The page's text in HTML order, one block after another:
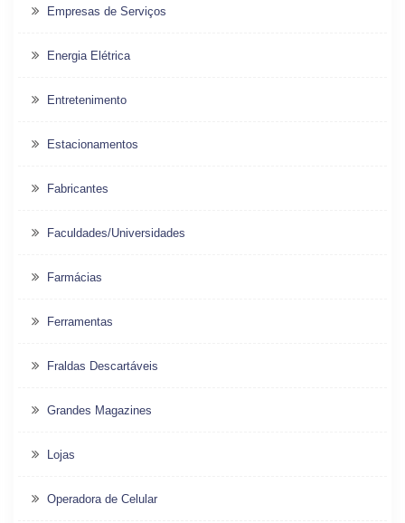
Empresas de Serviços
Energia Elétrica
Entretenimento
Estacionamentos
Fabricantes
Faculdades/Universidades
Farmácias
Ferramentas
Fraldas Descartáveis
Grandes Magazines
Lojas
Operadora de Celular